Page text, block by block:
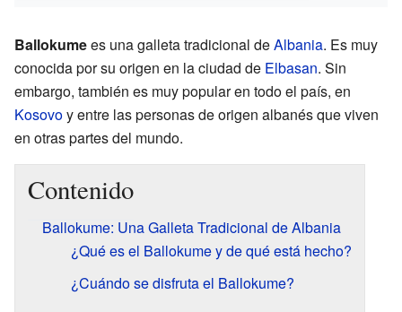
Ballokumees una galleta tradicional deAlbania. Es muy
conocida por su origen en la ciudad de Elbasan. Sin
embargo, también es muy popular en todo el país, en
Kosovoy entre las personas de origen albanés que viven
en otras partes del mundo.
Contenido
Ballokume: Una Galleta Tradicional de Albania
¿Qué es el Ballokume y de qué está hecho?
¿Cuándo se disfruta el Ballokume?